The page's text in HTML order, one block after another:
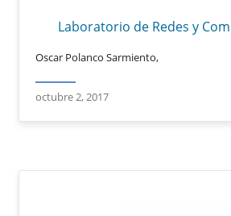
Laboratorio de Redes y
Oscar Polanco Sarmiento,
octubre 2, 2017